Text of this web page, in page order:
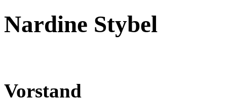
Nardine Stybel
Vorstand